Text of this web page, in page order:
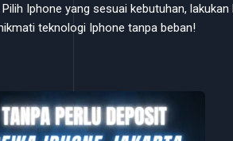
Iphone yang sesuai kebutuhan, lakukan
teknologi Iphone tanpa beban!